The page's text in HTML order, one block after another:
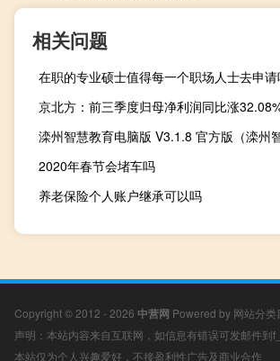
相关问题
在职的专业硕士值得每一个职场人士去申
京北方：前三季度归母净利润同比涨
2020年春节会堵车吗
养老保险个人账户继承可以吗
Copyright © 2012 - 2026 中营网 Powered by 网站分类
声明：本站内容来自互联网，如信息有错误可发邮件
本站仅为个人兴趣爱好，不接盈利性广告及商业合作